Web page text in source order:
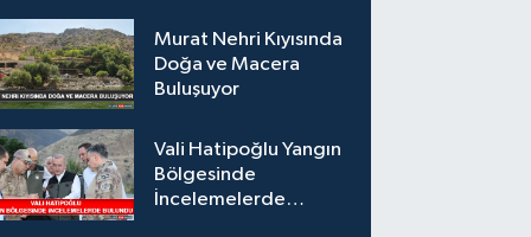
Murat Nehri Kıyısında
Doğa ve Macera
Buluşuyor
Vali Hatipoğlu Yangın
Bölgesinde
İncelemelerde